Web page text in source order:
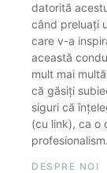
datorită
când preluați
care v-a
această
mult mai
că găsiți
siguri că
(cu link), ca o
DESPRE NOI